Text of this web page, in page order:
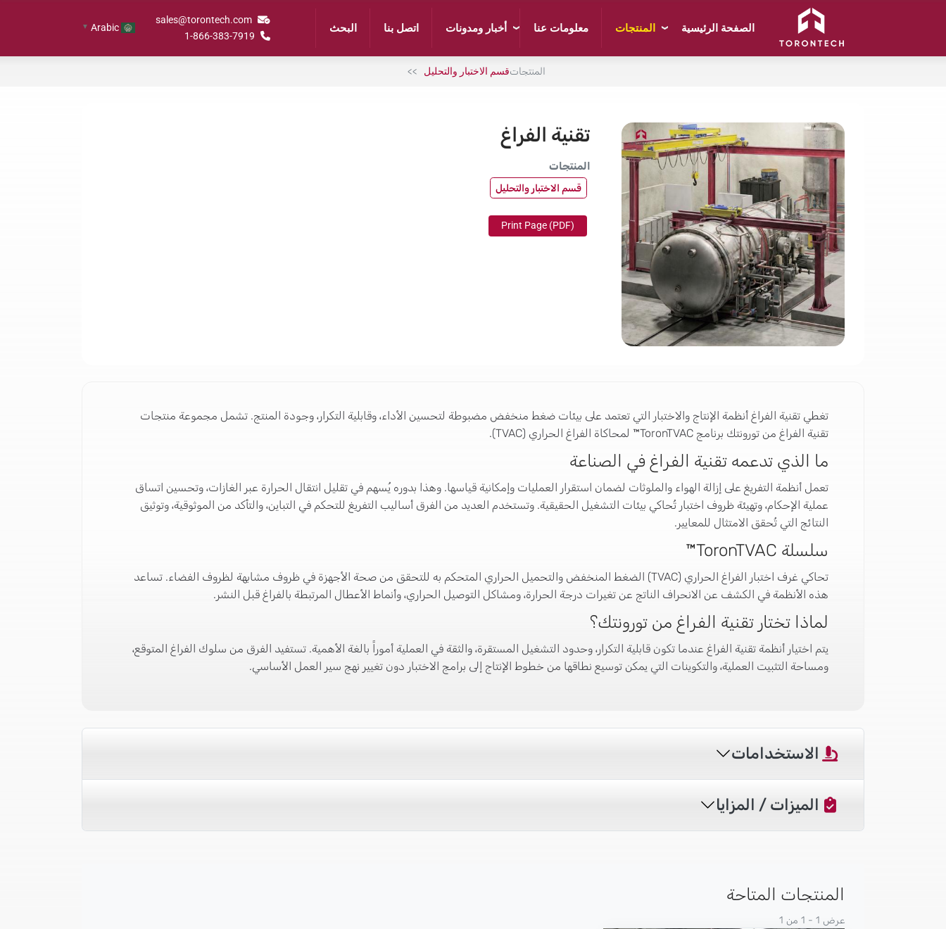
الصفحة الرئيسية المنتجات معلومات عنا أخبار ومدونات اتصل بنا البحث
sales@torontech.com
1-866-383-7919
Arabic
▼
المنتجاتقسم الاختبار والتحليل
تقنية الفراغ
المنتجات
قسم الاختبار والتحليل
تغطي تقنية الفراغ أنظمة الإنتاج والاختبار التي تعتمد على بيئات ضغط منخفض مضبوطة لتحسين الأداء، وقابلية التكرار، وجودة المنتج. تشمل مجموعة منتجات
تقنية الفراغ من تورونتك برنامج ToronTVAC™ لمحاكاة الفراغ الحراري (TVAC).
ما الذي تدعمه تقنية الفراغ في الصناعة
تعمل أنظمة التفريغ على إزالة الهواء والملوثات لضمان استقرار العمليات وإمكانية قياسها. وهذا بدوره يُسهم في تقليل انتقال الحرارة عبر الغازات، وتحسين اتساق
عملية الإحكام، وتهيئة ظروف اختبار تُحاكي بيئات التشغيل الحقيقية. وتستخدم العديد من الفرق أساليب التفريغ للتحكم في التباين، والتأكد من الموثوقية، وتوثيق
النتائج التي تُحقق الامتثال للمعايير.
سلسلة ToronTVAC™
تحاكي غرف اختبار الفراغ الحراري (TVAC) الضغط المنخفض والتحميل الحراري المتحكم به للتحقق من صحة الأجهزة في ظروف مشابهة لظروف الفضاء. تساعد
هذه الأنظمة في الكشف عن الانحراف الناتج عن تغيرات درجة الحرارة، ومشاكل التوصيل الحراري، وأنماط الأعطال المرتبطة بالفراغ قبل النشر.
لماذا تختار تقنية الفراغ من تورونتك؟
يتم اختيار أنظمة تقنية الفراغ عندما تكون قابلية التكرار، وحدود التشغيل المستقرة، والثقة في العملية أموراً بالغة الأهمية. تستفيد الفرق من سلوك الفراغ المتوقع،
ومساحة التثبيت العملية، والتكوينات التي يمكن توسيع نطاقها من خطوط الإنتاج إلى برامج الاختبار دون تغيير نهج سير العمل الأساسي.
الاستخدامات
الميزات / المزايا
المنتجات المتاحة
عرض 1 - 1 من 1